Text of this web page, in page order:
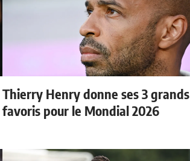
Thierry Henry donne ses 3 grands
favoris pour le Mondial 2026